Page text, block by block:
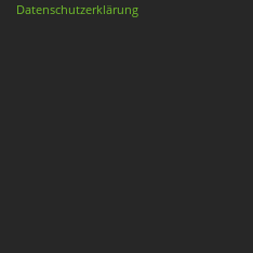
Datenschutzerklärung